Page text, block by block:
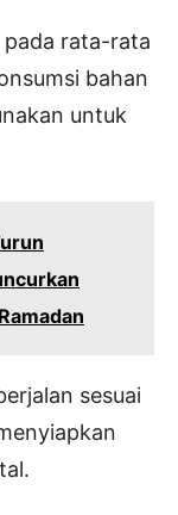
rata-rata
bahan
untuk
sesuai